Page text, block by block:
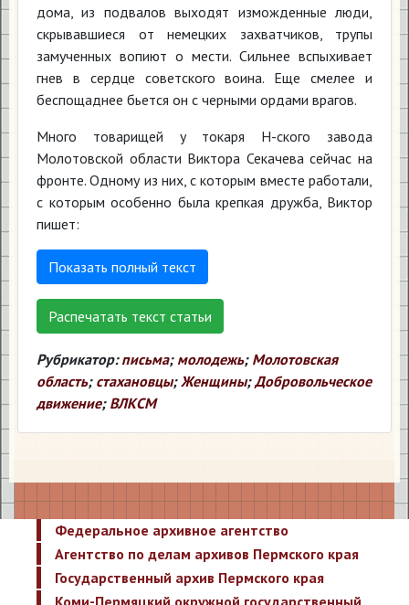
дома, из подвалов выходят изможденные люди,
скрывавшиеся от немецких захватчиков, трупы
замученных вопиют о мести. Сильнее вспыхивает
гнев в сердце советского воина. Еще смелее и
беспощаднее бьется он с черными ордами врагов.
Много товарищей у токаря Н-ского завода
Молотовской области Виктора Секачева сейчас на
фронте. Одному из них, с которым вместе работали,
с которым особенно была крепкая дружба, Виктор
пишет:
Показать полный текст
Распечатать текст статьи
Рубрикатор: письма; молодежь; Молотовская
область; стахановцы;Женщины;Добровольческое
движение; ВЛКСМ
Федеральное архивное агентство
Агентство по делам архивов Пермского края
Государственный архив Пермского края
Коми-Пермяцкий окружной государственный